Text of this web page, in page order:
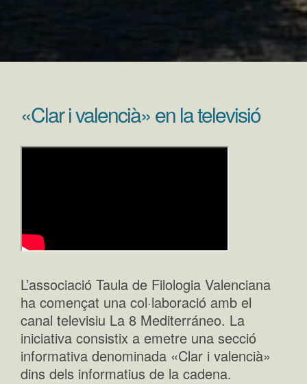
«Clar i valencià» en la televisió
L’associació Taula de Filologia Valenciana
ha començat una col·laboració amb el
canal televisiu La 8 Mediterráneo. La
iniciativa consistix a emetre una secció
informativa denominada «Clar i valencià»
dins dels informatius de la cadena.